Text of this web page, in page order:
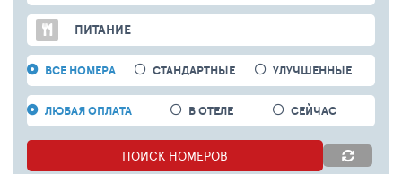
ПИТАНИЕ
ВСЕ НОМЕРА СТАНДАРТНЫЕ УЛУЧШЕННЫЕ
ЛЮБАЯ ОПЛАТА В ОТЕЛЕ СЕЙЧАС
ПОИСК НОМЕРОВ